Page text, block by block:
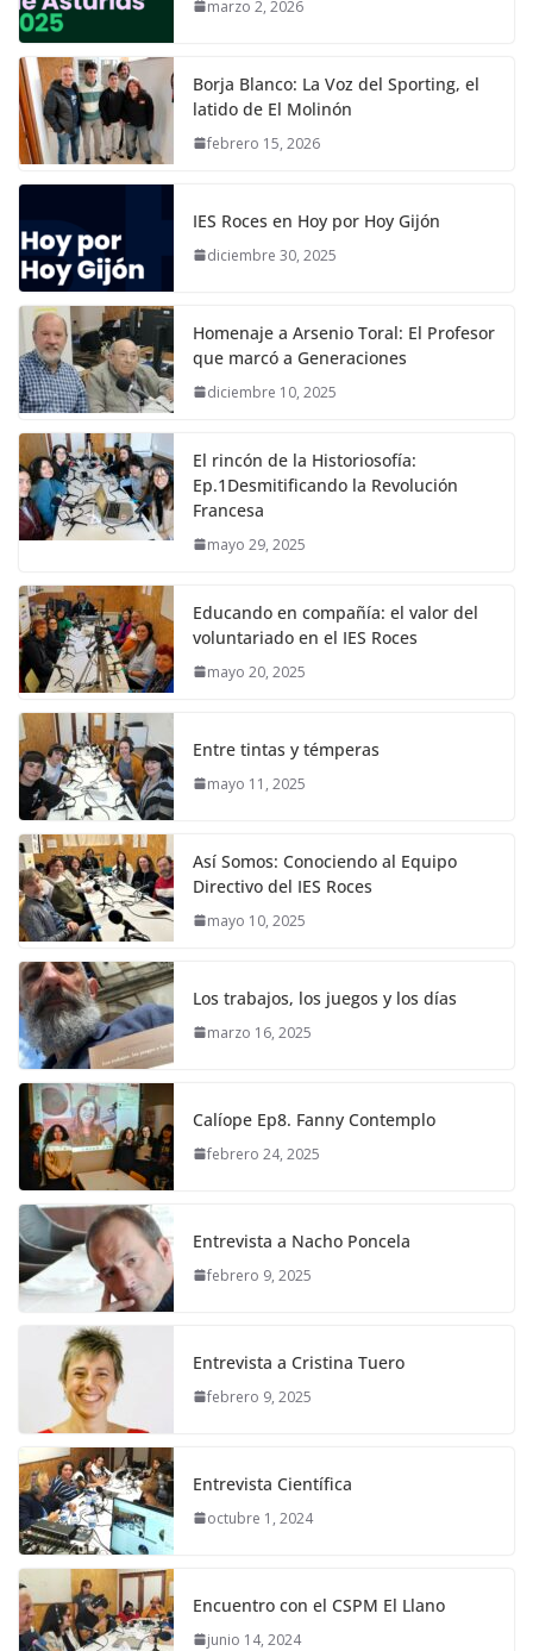
marzo 2, 2026
Borja Blanco: La Voz del Sporting, el
latido de El Molinón
febrero 15, 2026
IES Roces en Hoy por Hoy Gijón
diciembre 30, 2025
Homenaje a Arsenio Toral: El Profesor
que marcó a Generaciones
diciembre 10, 2025
El rincón de la Historiosofía:
Ep.1Desmitificando la Revolución
Francesa
mayo 29, 2025
Educando en compañía: el valor del
voluntariado en el IES Roces
mayo 20, 2025
Entre tintas y témperas
mayo 11, 2025
Así Somos: Conociendo al Equipo
Directivo del IES Roces
mayo 10, 2025
Los trabajos, los juegos y los días
marzo 16, 2025
Calíope Ep8. Fanny Contemplo
febrero 24, 2025
Entrevista a Nacho Poncela
febrero 9, 2025
Entrevista a Cristina Tuero
febrero 9, 2025
Entrevista Científica
octubre 1, 2024
Encuentro con el CSPM El Llano
junio 14, 2024